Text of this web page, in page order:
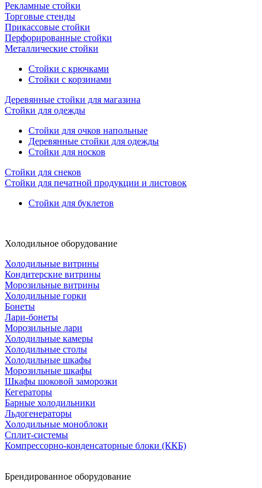
Рекламные стойки
Торговые стенды
Прикассовые стойки
Перфорированные стойки
Металлические стойки
Стойки с крючками
Стойки с корзинами
Деревянные стойки для магазина
Стойки для одежды
Стойки для очков напольные
Деревянные стойки для одежды
Стойки для носков
Стойки для снеков
Стойки для печатной продукции и листовок
Стойки для буклетов
Холодильное оборудование
Холодильные витрины
Кондитерские витрины
Морозильные витрины
Холодильные горки
Бонеты
Лари-бонеты
Морозильные лари
Холодильные камеры
Холодильные столы
Холодильные шкафы
Морозильные шкафы
Шкафы шоковой заморозки
Кегераторы
Барные холодильники
Льдогенераторы
Холодильные моноблоки
Сплит-системы
Компрессорно-конденсаторные блоки (ККБ)
Брендированное оборудование